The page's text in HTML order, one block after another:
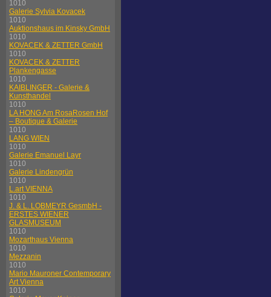
1010
Galerie Sylvia Kovacek
1010
Auktionshaus im Kinsky GmbH
1010
KOVACEK & ZETTER GmbH
1010
KOVACEK & ZETTER
Plankengasse
1010
KAIBLINGER - Galerie &
Kunsthandel
1010
LA HONG Am RosaRosen Hof
– Boutique & Galerie
1010
LANG WIEN
1010
Galerie Emanuel Layr
1010
Galerie Lindengrün
1010
L.art VIENNA
1010
J. & L. LOBMEYR GesmbH -
ERSTES WIENER
GLASMUSEUM
1010
Mozarthaus Vienna
1010
Mezzanin
1010
Mario Mauroner Contemporary
Art Vienna
1010